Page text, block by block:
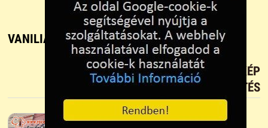
VANILIA FAGYI - RECEPT, FŐZÉS ÉS SÜTÉS
TETSZIK?TÖLTS FEL FOTÓT TE IS!
ÚJ KÉP
FELTÖLTÉS